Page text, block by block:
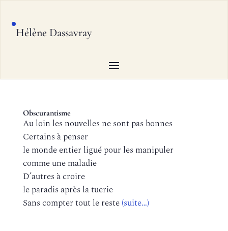
Hélène Dassavray
Obscurantisme
Au loin les nouvelles ne sont pas bonnes
Certains à penser
le monde entier ligué pour les manipuler
comme une maladie
D’autres à croire
le paradis après la tuerie
Sans compter tout le reste(suite…)